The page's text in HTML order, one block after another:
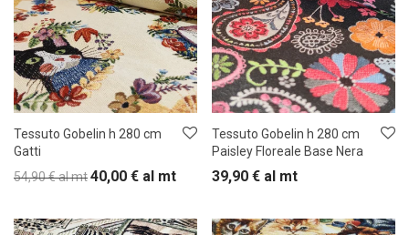
Tessuto Gobelin h 280 cm
Gatti
54,90€al mt40,00 € al mt
Tessuto Gobelin h 280 cm
Paisley Floreale Base Nera
39,90 € al mt